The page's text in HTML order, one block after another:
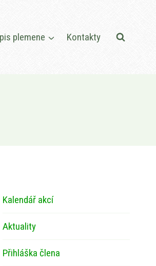
plemene Kontakty
Kalendář akcí
Aktuality
Přihláška člena